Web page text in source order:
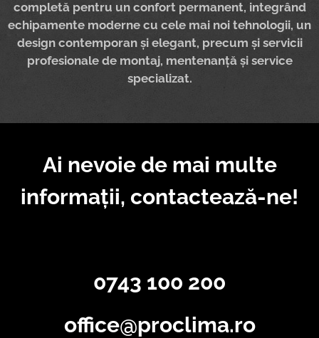
completă pentru un confort permanent, integrând
echipamente moderne cu cele mai noi tehnologii, un
design contemporan și elegant, precum și servicii
profesionale de montaj, mentenanță și service
specializat.
Ai nevoie de mai multe
informații, contactează-ne!
0743 100 200
office@proclima.ro